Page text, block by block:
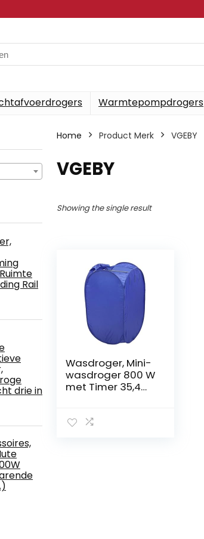
Warmtepompdrogers
Rail
drie in
Home Product Merk ‎VGEBY
‎VGEBY
Showing the single result
Wasdroger, Mini-
wasdroger 800 W
met Timer 35,4
Opvouwbare